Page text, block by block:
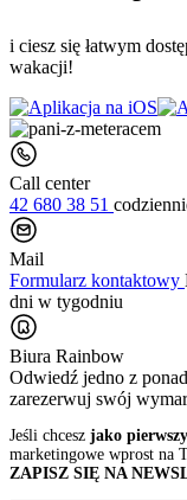
i ciesz się łatwym
wakacji!
Call center
42 680 38 51
Mail
Formularz kontaktowy
dni w tygodniu
Biura Rainbow
Odwiedź jedno z ponad
zarezerwuj swój
Jeśli chcesz jako
marketingowe wprost na
ZAPISZ SIĘ NA